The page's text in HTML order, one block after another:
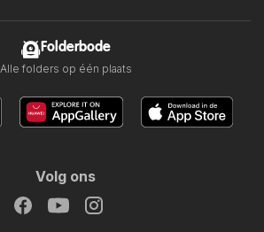
Folderbode
Alle folders op één plaats
Volg ons